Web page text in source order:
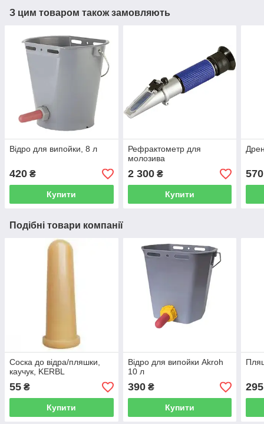
З цим товаром також замовляють
Відро для випойки, 8 л
420 ₴
Купити
Рефрактометр для
молозива
2 300₴
Купити
570
Подібні товари компанії
Соска до відра/пляшки,
каучук, KERBL
55 ₴
Купити
Відро для випойки Аkroh
10 л
390₴
Купити
295